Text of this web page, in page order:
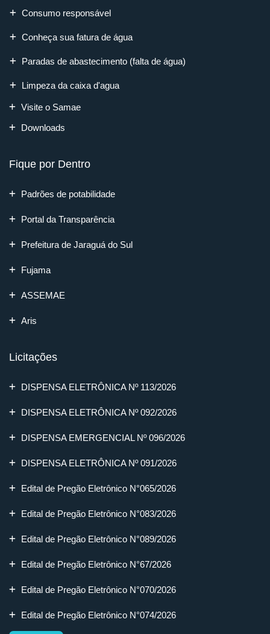
Consumo responsável
Conheça sua fatura de água
Paradas de abastecimento (falta de água)
Limpeza da caixa d'agua
Visite o Samae
Downloads
Fique por Dentro
Padrões de potabilidade
Portal da Transparência
Prefeitura de Jaraguá do Sul
Fujama
ASSEMAE
Aris
Licitações
DISPENSA ELETRÔNICA Nº 113/2026
DISPENSA ELETRÔNICA Nº 092/2026
DISPENSA EMERGENCIAL Nº 096/2026
DISPENSA ELETRÔNICA Nº 091/2026
Edital de Pregão Eletrônico N°065/2026
Edital de Pregão Eletrônico N°083/2026
Edital de Pregão Eletrônico N°089/2026
Edital de Pregão Eletrônico N°67/2026
Edital de Pregão Eletrônico N°070/2026
Edital de Pregão Eletrônico N°074/2026